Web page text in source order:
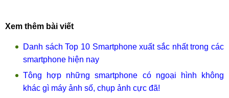
Xem thêm bài viết
Danh sách Top 10 Smartphone xuất sắc nhất trong các
smartphone hiện nay
Tông hợp những smartphone có ngoại hình không
khác gì máy ảnh số, chụp ảnh cực đã!